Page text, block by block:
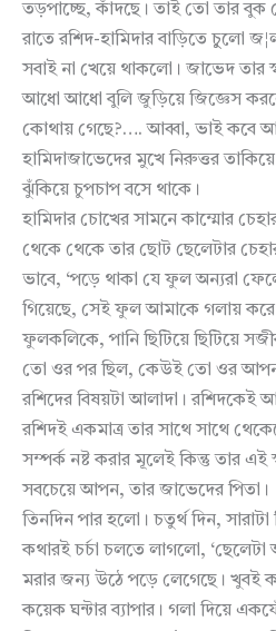
তড়পাচ্ছে, কাঁদছে। তাই তো তার বুক
রাতে রশিদ-হামিদার বাড়িতে চুুলো
সবাই না খেয়ে থাকলো। জাভেদ তার
আধো আধো বুলি জুড়িয়ে জিজ্ঞেস
কোথায় গেছে?…. আব্বা, ভাই কবে
হামিদাজাভেদের মুখে নিরুত্তর
ঝুঁকিয়ে চুপচাপ বসে থাকে।
হামিদার চোখের সামনে কাম্মোর
থেকে থেকে তার ছোট ছেলেটার
ভাবে, ‘পড়ে থাকা যে ফুল অন্যরা
গিয়েছে, সেই ফুল আমাকে গলায় করে
ফুলকলিকে, পানি ছিটিয়ে ছিটিয়ে
তো ওর পর ছিল, কেউই তো ওর আপন
রশিদের বিষয়টা আলাদা। রশিদকেই
রশিদই একমাত্র তার সাথে সাথে
সম্পর্ক নষ্ট করার মূলেই কিন্তু তার এই
সবচেয়ে আপন, তার জাভেদের পিতা।
তিনদিন পার হলো। চতুর্থ দিন,
কথারই চর্চা চলতে লাগলো, ‘ছেলেটা
মরার জন্য উঠে পড়ে লেগেছে।
কয়েক ঘন্টার ব্যাপার। গলা দিয়ে